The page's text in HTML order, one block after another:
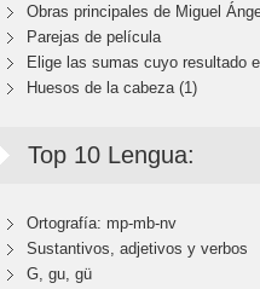
Obras principales de Miguel
Parejas de película
Elige las sumas cuyo resultado
Huesos de la cabeza (1)
Top 10 Lengua:
Ortografía: mp-mb-nv
Sustantivos, adjetivos y verbos
G, gu, gü